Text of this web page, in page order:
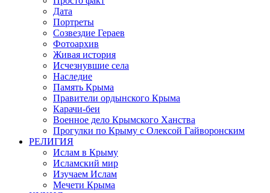
Дата
Портреты
Созвездие Гераев
Фотоархив
Живая история
Исчезнувшие села
Наследие
Память Крыма
Правители ордынского Крыма
Карачи-беи
Военное дело Крымского Ханства
Прогулки по Крыму с Олексой Гайворонским
РЕЛИГИЯ
Ислам в Крыму
Исламский мир
Изучаем Ислам
Мечети Крыма